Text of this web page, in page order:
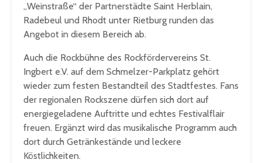
„Weinstraße“ der Partnerstädte Saint Herblain,
Radebeul und Rhodt unter Rietburg runden das
Angebot in diesem Bereich ab.
Auch die Rockbühne des Rockfördervereins St.
Ingbert e.V. auf dem Schmelzer-Parkplatz gehört
wieder zum festen Bestandteil des Stadtfestes. Fans
der regionalen Rockszene dürfen sich dort auf
energiegeladene Auftritte und echtes Festivalflair
freuen. Ergänzt wird das musikalische Programm auch
dort durch Getränkestände und leckere
Köstlichkeiten.